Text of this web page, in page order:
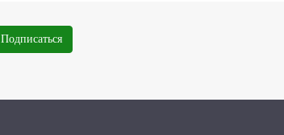
Подписаться